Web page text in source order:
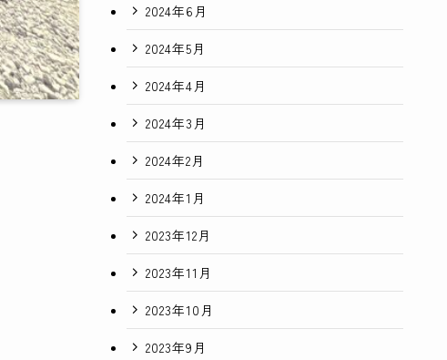
2024年6月
2024年5月
2024年4月
2024年3月
2024年2月
2024年1月
2023年12月
2023年11月
2023年10月
2023年9月